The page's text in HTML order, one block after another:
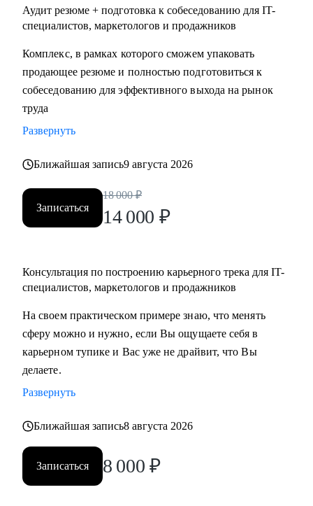
Аудит резюме + подготовка к собеседованию для IT-
специалистов, маркетологов и продажников
Комплекс, в рамках которого сможем упаковать
продающее резюме и полностью подготовиться к
собеседованию для эффективного выхода на рынок
труда
Развернуть
Ближайшая запись9 августа 2026
Записаться
18 000 ₽
14 000 ₽
Консультация по построению карьерного трека для IT-
специалистов, маркетологов и продажников
На своем практическом примере знаю, что менять
сферу можно и нужно, если Вы ощущаете себя в
карьерном тупике и Вас уже не драйвит, что Вы
делаете.
Развернуть
Ближайшая запись8 августа 2026
Записаться 8 000 ₽